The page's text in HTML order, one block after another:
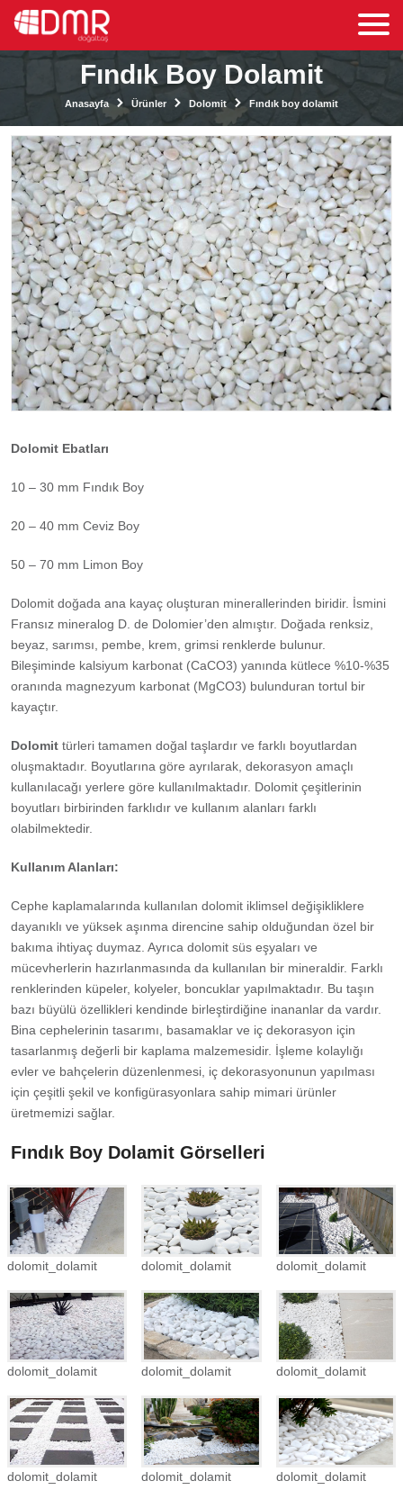
Fındık Boy Dolamit
Anasayfa Ürünler Dolomit Fındık boy dolamit
Dolomit Ebatları
10 – 30 mm Fındık Boy
20 – 40 mm Ceviz Boy
50 – 70 mm Limon Boy
Dolomit doğada ana kayaç oluşturan minerallerinden biridir. İsmini
Fransız mineralog D. de Dolomier’den almıştır. Doğada renksiz,
beyaz, sarımsı, pembe, krem, grimsi renklerde bulunur.
Bileşiminde kalsiyum karbonat (CaCO3) yanında kütlece %10-%35
oranında magnezyum karbonat (MgCO3) bulunduran tortul bir
kayaçtır.
Dolomit türleri tamamen doğal taşlardır ve farklı boyutlardan
oluşmaktadır. Boyutlarına göre ayrılarak, dekorasyon amaçlı
kullanılacağı yerlere göre kullanılmaktadır. Dolomit çeşitlerinin
boyutları birbirinden farklıdır ve kullanım alanları farklı
olabilmektedir.
Kullanım Alanları:
Cephe kaplamalarında kullanılan dolomit iklimsel değişikliklere
dayanıklı ve yüksek aşınma direncine sahip olduğundan özel bir
bakıma ihtiyaç duymaz. Ayrıca dolomit süs eşyaları ve
mücevherlerin hazırlanmasında da kullanılan bir mineraldir. Farklı
renklerinden küpeler, kolyeler, boncuklar yapılmaktadır. Bu taşın
bazı büyülü özellikleri kendinde birleştirdiğine inananlar da vardır.
Bina cephelerinin tasarımı, basamaklar ve iç dekorasyon için
tasarlanmış değerli bir kaplama malzemesidir. İşleme kolaylığı
evler ve bahçelerin düzenlenmesi, iç dekorasyonunun yapılması
için çeşitli şekil ve konfigürasyonlara sahip mimari ürünler
üretmemizi sağlar.
Fındık Boy Dolamit Görselleri
dolomit_dolamit dolomit_dolamit dolomit_dolamit
dolomit_dolamit dolomit_dolamit dolomit_dolamit
dolomit_dolamit dolomit_dolamit dolomit_dolamit